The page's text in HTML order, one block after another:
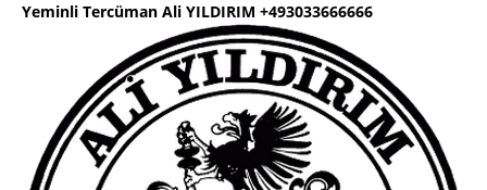
Yeminli Tercüman Ali YILDIRIM +493033666666